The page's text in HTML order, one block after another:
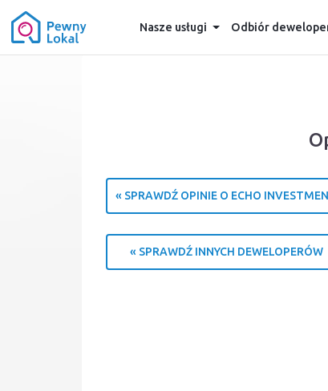
Nasze usługi Odbiór
« SPRAWDŹ OPINIE O ECHO
« SPRAWDŹ INNYCH DEWELOPERÓW